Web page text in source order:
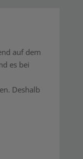
auf dem
es bei
Deshalb